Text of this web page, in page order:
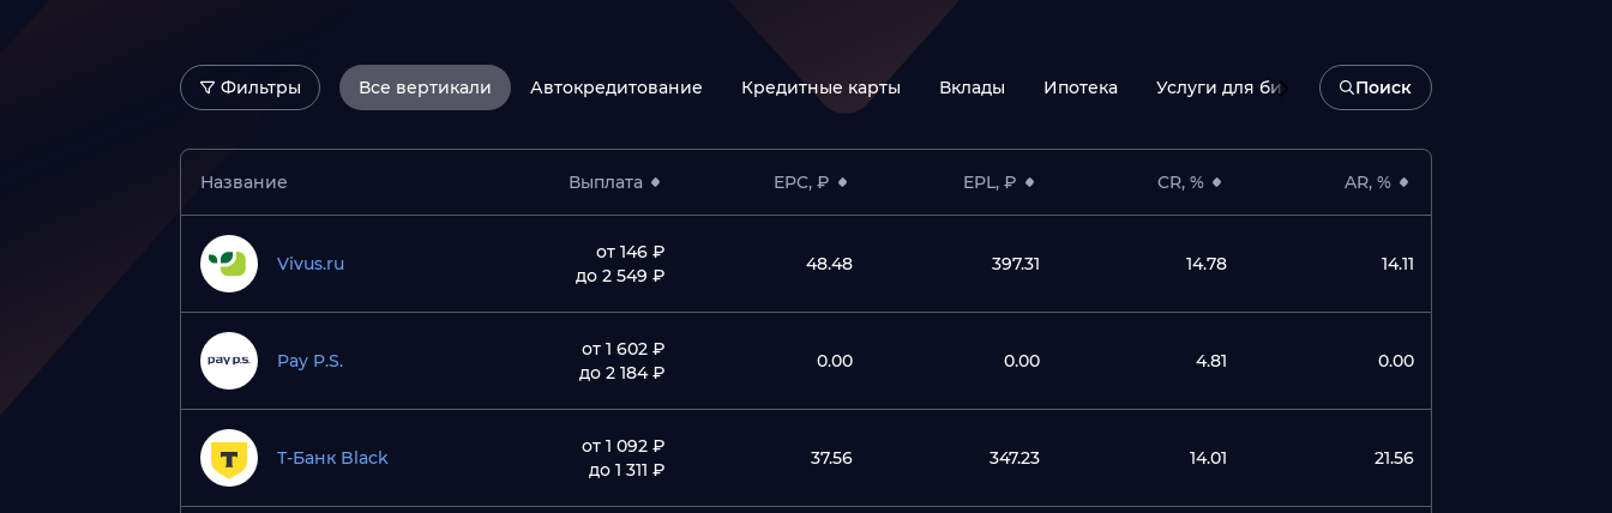
Фильтры Все вертикали Автокредитование Кредитные карты Вклады Ипотека Услуги для бизнеса Микрокредиты
Все типы трафика Все страны Все типы оплаты
Название Выплата EPC, ₽ EPL, ₽ CR, % AR, %
Vivus.ru 48.48 397.31 14.78 14.11
от 146 ₽
до 2 549 ₽
Pay P.S. 0.00 0.00 4.81 0.00
от 1 602 ₽
до 2 184 ₽
Т-Банк Black 37.56 347.23 14.01 21.56
от 1 092 ₽
до 1 311 ₽